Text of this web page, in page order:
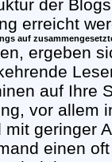
der
erreicht
auf
ergeben
auf Ihre
vor allem
geringer
einen